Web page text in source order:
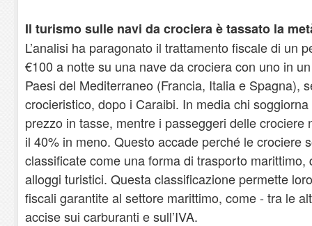
Il turismo sulle navi da crociera è tassato la
L’analisi ha paragonato il trattamento fiscale di un
€100 a notte su una nave da crociera con uno in
Paesi del Mediterraneo (Francia, Italia e Spagna),
crocieristico, dopo i Caraibi. In media chi
prezzo in tasse, mentre i passeggeri delle crociere
il 40% in meno. Questo accade perché le crociere
classificate come una forma di trasporto marittimo,
alloggi turistici. Questa classificazione permette
fiscali garantite al settore marittimo, come - tra le
accise sui carburanti e sull’IVA.